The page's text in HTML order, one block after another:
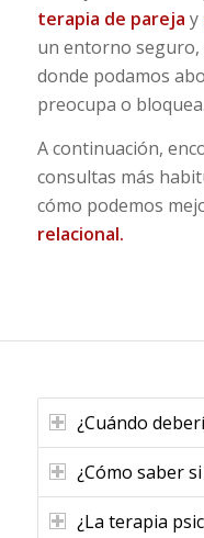
terapia de pareja y
un entorno seguro,
donde podamos
preocupa o bloquea.
A continuación,
consultas más
cómo podemos
relacional.
¿Cuándo
¿Cómo saber
¿La terapia